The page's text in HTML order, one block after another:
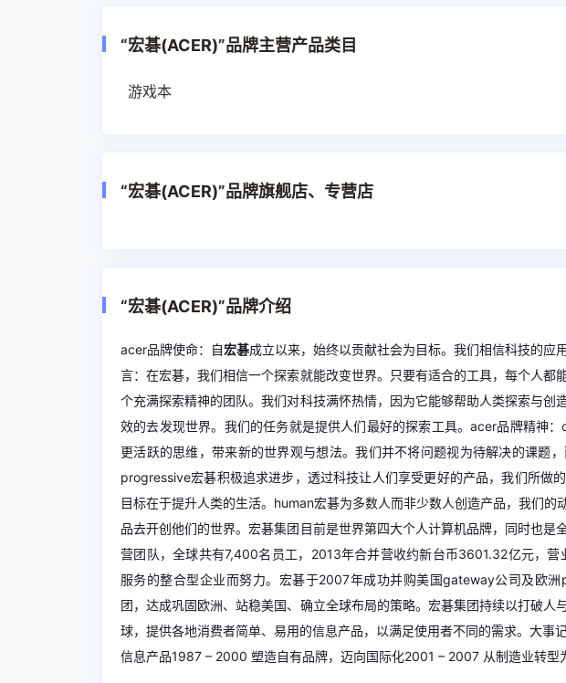
“宏碁(ACER)”品牌主营产品类目
游戏本
“宏碁(ACER)”品牌旗舰店、专营店
“宏碁(ACER)”品牌介绍
acer品牌使命：自宏碁成立以来，始终以贡献社会为目标。我们相信科技的应
言：在宏碁，我们相信一个探索就能改变世界。只要有适合的工具，每个人都
个充满探索精神的团队。我们对科技满怀热情，因为它能够帮助人类探索与创
效的去发现世界。我们的任务就是提供人们最好的探索工具。acer品牌精神
更活跃的思维，带来新的世界观与想法。我们并不将问题视为待解决的课题
progressive宏碁积极追求进步，透过科技让人们享受更好的产品，我们所做
目标在于提升人类的生活。human宏碁为多数人而非少数人创造产品，我们
品去开创他们的世界。宏碁集团目前是世界第四大个人计算机品牌，同时也
营团队，全球共有7,400名员工，2013年合并营收约新台币3601.32亿元，营
服务的整合型企业而努力。宏碁于2007年成功并购美国gateway公司及欧
团，达成巩固欧洲、站稳美国、确立全球布局的策略。宏碁集团持续以打破
球，提供各地消费者简单、易用的信息产品，以满足使用者不同的需求。大
信息产品1987 – 2000 塑造自有品牌，迈向国际化2001 – 2007 从制造业转